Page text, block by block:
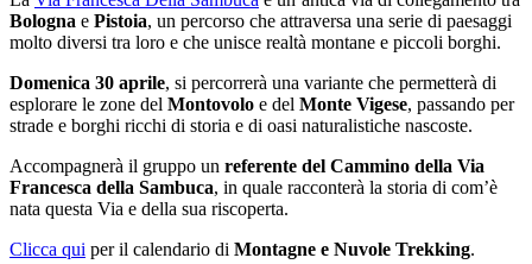
Bologna e Pistoia, un percorso che attraversa una serie di paesaggi
molto diversi tra loro e che unisce realtà montane e piccoli borghi.
Domenica 30 aprile, si percorrerà una variante che permetterà di
esplorare le zone del Montovolo e del Monte Vigese, passando per
strade e borghi ricchi di storia e di oasi naturalistiche nascoste.
Accompagnerà il gruppo un referente del Cammino della Via
Francesca della Sambuca, in quale racconterà la storia di com’è
nata questa Via e della sua riscoperta.
Clicca qui per il calendario di Montagne e Nuvole Trekking.